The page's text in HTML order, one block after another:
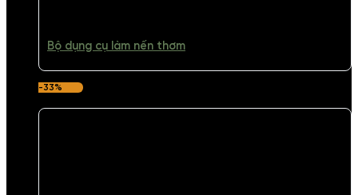
Bộ dụng cụ làm nến thơm
-33%